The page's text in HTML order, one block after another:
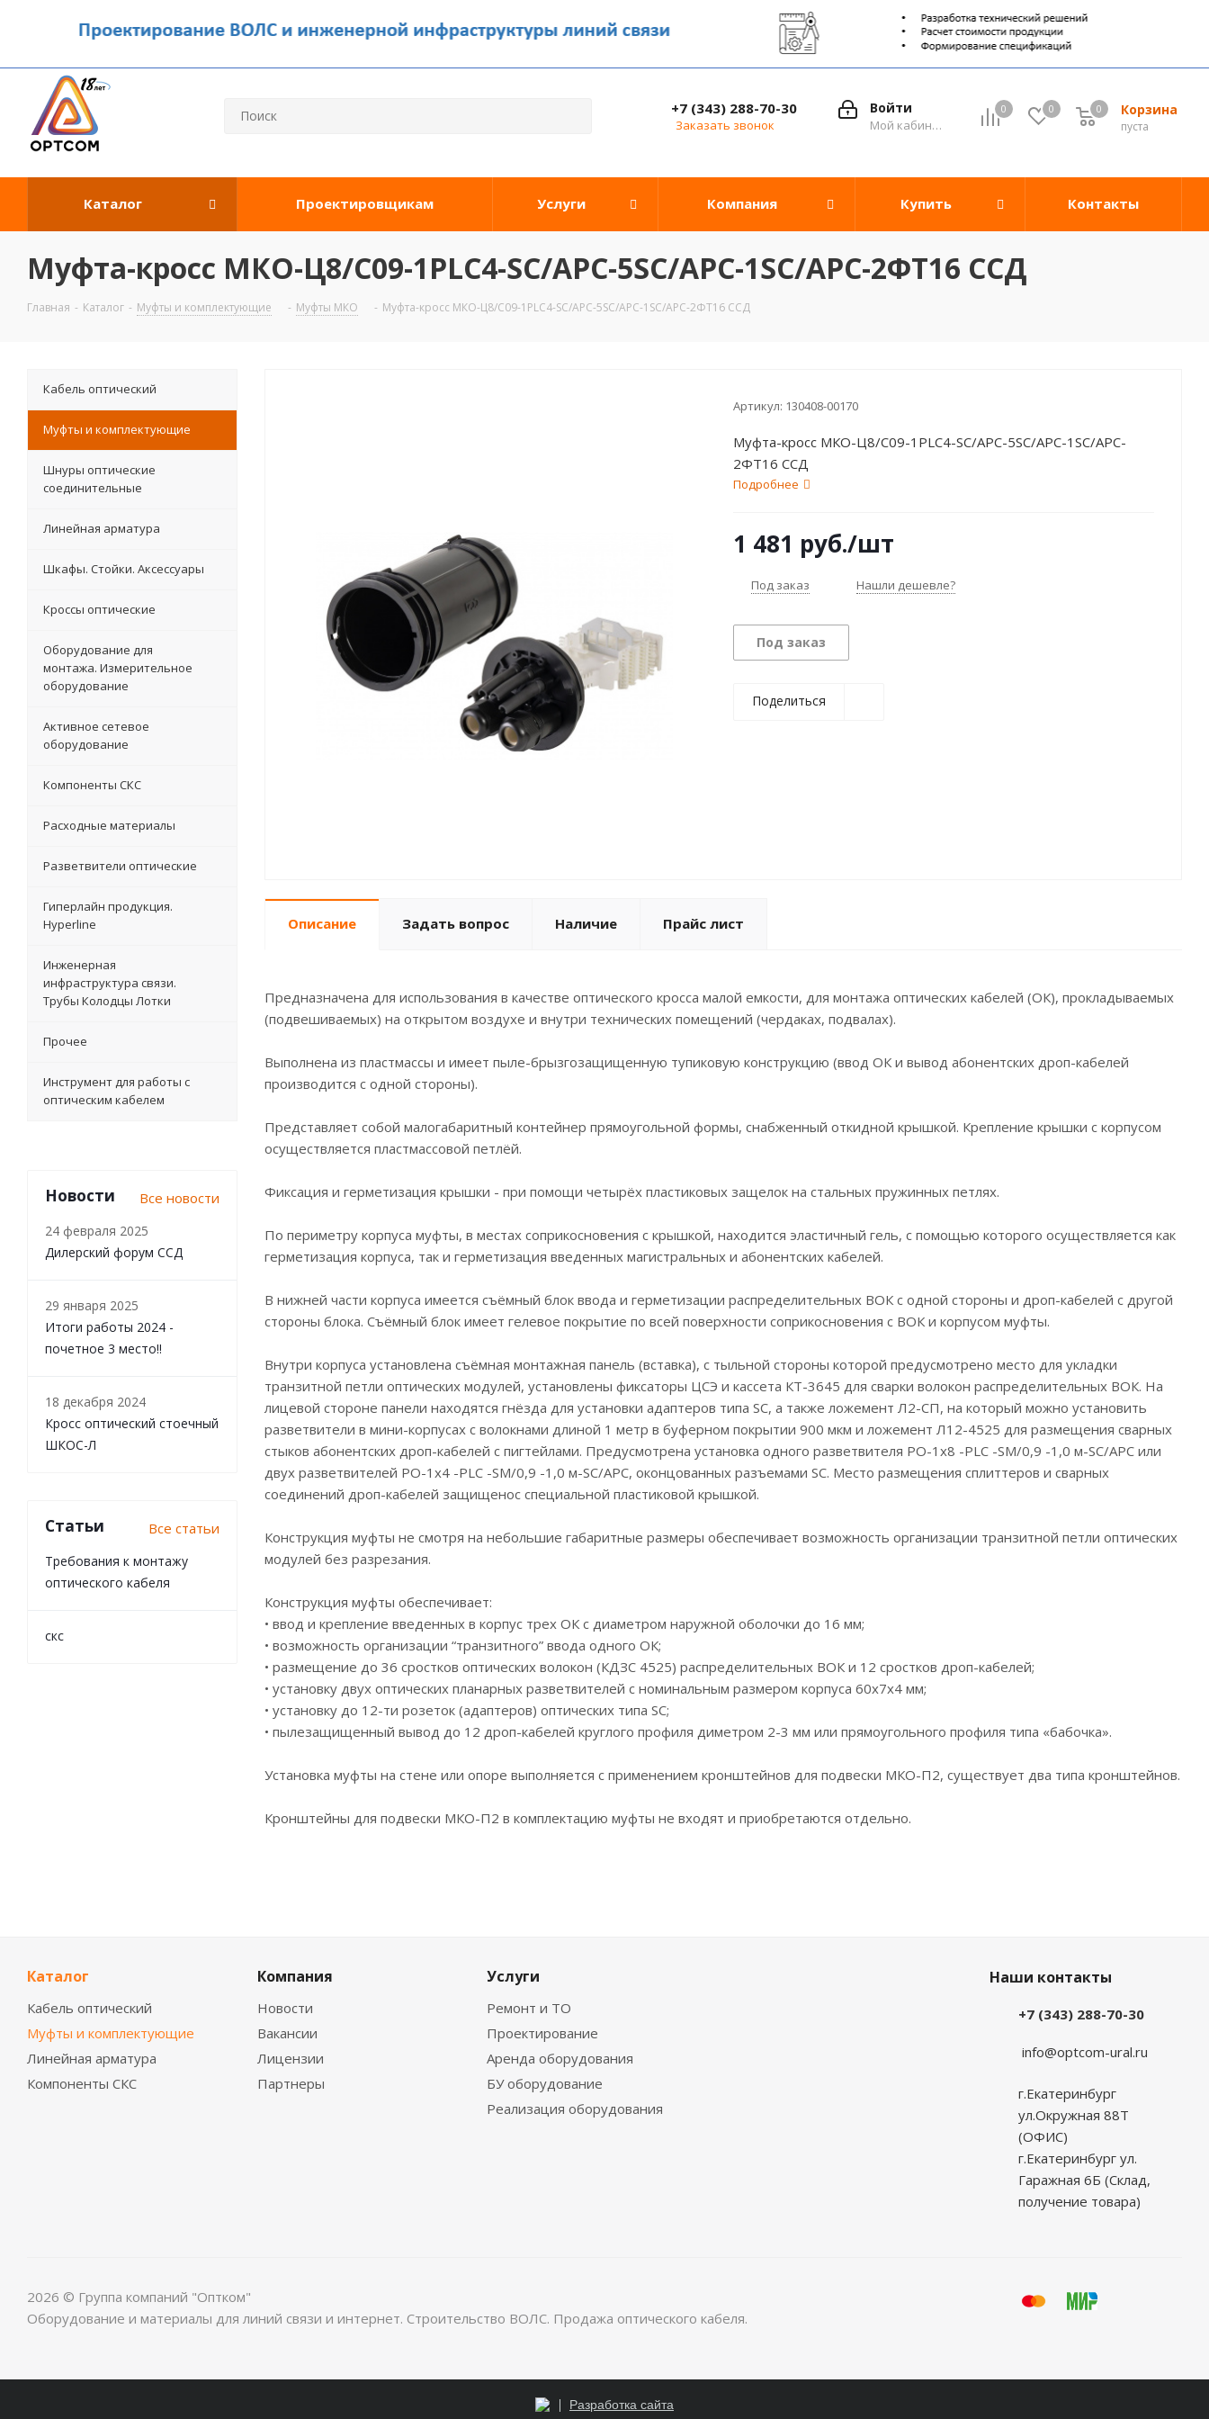
0 0 Корзина
0
пуста
0
Войти
Мой кабинет
+7 (343) 288-70-30
Заказать звонок
Каталог Проектировщикам Услуги Компания Купить Контакты
Муфта-кросс МКО-Ц8/С09-1PLC4-SC/APC-5SC/APC-1SC/APC-2ФТ16 ССД
Главная - Каталог - Муфты и комплектующие - Муфты МКО - Муфта-кросс МКО-Ц8/С09-1PLC4-SC/APC-5SC/APC-1SC/APC-2ФТ16 ССД
Артикул: 130408-00170
Муфта-кросс МКО-Ц8/С09-1PLC4-SC/APC-5SC/APC-1SC/APC-
2ФТ16 ССД
Подробнее
1 481 руб./шт
Под заказ Нашли дешевле?
Под заказ
Поделиться
Описание Задать вопрос Наличие Прайс лист
Предназначена для использования в качестве оптического кросса малой емкости, для монтажа оптических кабелей (ОК), прокладываемых
(подвешиваемых) на открытом воздухе и внутри технических помещений (чердаках, подвалах).
Выполнена из пластмассы и имеет пыле-брызгозащищенную тупиковую конструкцию (ввод ОК и вывод абонентских дроп-кабелей
производится с одной стороны).
Представляет собой малогабаритный контейнер прямоугольной формы, снабженный откидной крышкой. Крепление крышки с корпусом
осуществляется пластмассовой петлёй.
Фиксация и герметизация крышки - при помощи четырёх пластиковых защелок на стальных пружинных петлях.
По периметру корпуса муфты, в местах соприкосновения с крышкой, находится эластичный гель, с помощью которого осуществляется как
герметизация корпуса, так и герметизация введенных магистральных и абонентских кабелей.
В нижней части корпуса имеется съёмный блок ввода и герметизации распределительных ВОК с одной стороны и дроп-кабелей с другой
стороны блока. Съёмный блок имеет гелевое покрытие по всей поверхности соприкосновения с ВОК и корпусом муфты.
Внутри корпуса установлена съёмная монтажная панель (вставка), с тыльной стороны которой предусмотрено место для укладки
транзитной петли оптических модулей, установлены фиксаторы ЦСЭ и кассета КТ-3645 для сварки волокон распределительных ВОК. На
лицевой стороне панели находятся гнёзда для установки адаптеров типа SC, а также ложемент Л2-СП, на который можно установить
разветвители в мини-корпусах с волокнами длиной 1 метр в буферном покрытии 900 мкм и ложемент Л12-4525 для размещения сварных
стыков абонентских дроп-кабелей с пигтейлами. Предусмотрена установка одного разветвителя РО-1х8 -PLC -SM/0,9 -1,0 м-SC/APC или
двух разветвителей РО-1х4 -PLC -SM/0,9 -1,0 м-SC/APC, оконцованных разъемами SC. Место размещения сплиттеров и сварных
соединений дроп-кабелей защищенос специальной пластиковой крышкой.
Конструкция муфты не смотря на небольшие габаритные размеры обеспечивает возможность организации транзитной петли оптических
модулей без разрезания.
Конструкция муфты обеспечивает:
• ввод и крепление введенных в корпус трех ОК с диаметром наружной оболочки до 16 мм;
• возможность организации “транзитного” ввода одного ОК;
• размещение до 36 сростков оптических волокон (КДЗС 4525) распределительных ВОК и 12 сростков дроп-кабелей;
• установку двух оптических планарных разветвителей с номинальным размером корпуса 60х7х4 мм;
• установку до 12-ти розеток (адаптеров) оптических типа SC;
• пылезащищенный вывод до 12 дроп-кабелей круглого профиля диметром 2-3 мм или прямоугольного профиля типа «бабочка».
Установка муфты на стене или опоре выполняется с применением кронштейнов для подвески МКО-П2, существует два типа кронштейнов.
Кронштейны для подвески МКО-П2 в комплектацию муфты не входят и приобретаются отдельно.
Кабель оптический
Муфты и комплектующие
Шнуры оптические
соединительные
Линейная арматура
Шкафы. Стойки. Аксесcуары
Кроссы оптические
Оборудование для
монтажа. Измерительное
оборудование
Активное сетевое
оборудование
Компоненты СКС
Расходные материалы
Разветвители оптические
Гиперлайн продукция.
Hyperline
Инженерная
инфраструктура связи.
Трубы Колодцы Лотки
Прочее
Инструмент для работы с
оптическим кабелем
Новости Все новости
24 февраля 2025
Дилерский форум ССД
29 января 2025
Итоги работы 2024 -
почетное 3 место!!
18 декабря 2024
Кросс оптический стоечный
ШКОС-Л
Статьи Все статьи
Требования к монтажу
оптического кабеля
скс
Каталог
Кабель оптический
Муфты и комплектующие
Линейная арматура
Компоненты СКС
Компания
Новости
Вакансии
Лицензии
Партнеры
Услуги
Ремонт и ТО
Проектирование
Аренда оборудования
БУ оборудование
Реализация оборудования
Наши контакты
+7 (343) 288-70-30
info@optcom-ural.ru
г.Екатеринбург
ул.Окружная 88Т
(ОФИС)
г.Екатеринбург ул.
Гаражная 6Б (Склад,
получение товара)
2026 © Группа компаний "Оптком"
Оборудование и материалы для линий связи и интернет. Строительство ВОЛС. Продажа оптического кабеля.
Разработка сайта